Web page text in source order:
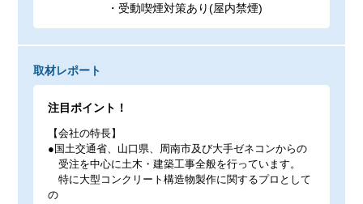
・受動喫煙対策あり(屋内禁煙)
取材レポート
注目ポイント！
【会社の特長】
●国土交通省、山口県、周南市及び大手ゼネコンからの
受注を中心に土木・建築工事全般を行っています。
特に大型コンクリート構造物製作に関するプロとして
の